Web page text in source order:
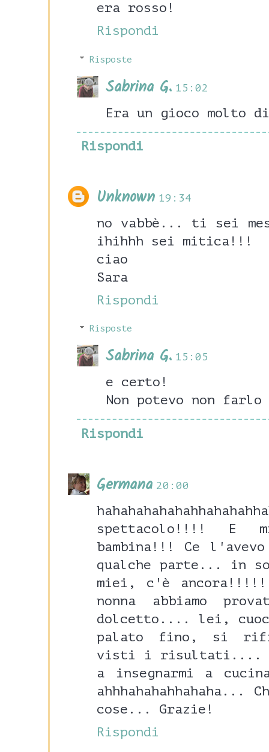
era rosso!
Rispondi
Risposte
Sabrina G. 15:02
Era un gioco molto
Rispondi
Unknown 19:34
no vabbè... ti sei
ihihhh sei mitica!!!
ciao
Sara
Rispondi
Risposte
Sabrina G. 15:05
e certo!
Non potevo non farlo
Rispondi
Germana 20:00
spettacolo!!!! E
bambina!!! Ce
qualche parte... in
miei, c'è ancora!!!!!
nonna abbiamo
dolcetto.... lei,
palato fino, si
visti i risultati.... e
a insegnarmi a
ahhhahahahhahaha...
cose... Grazie!
Rispondi